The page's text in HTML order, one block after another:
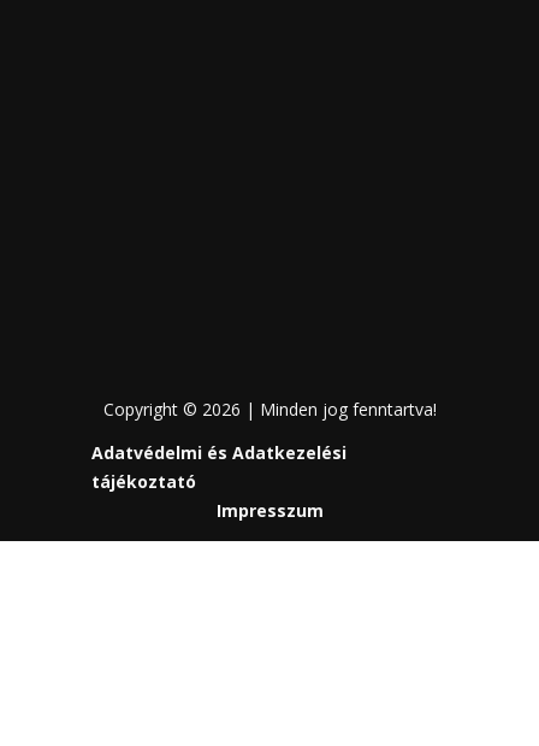
Copyright © 2026 | Minden jog fenntartva!
Adatvédelmi és Adatkezelési
tájékoztató
Impresszum